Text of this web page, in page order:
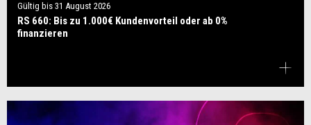
Gültig bis 31 August 2026
RS 660: Bis zu 1.000€ Kundenvorteil oder ab 0%
finanzieren